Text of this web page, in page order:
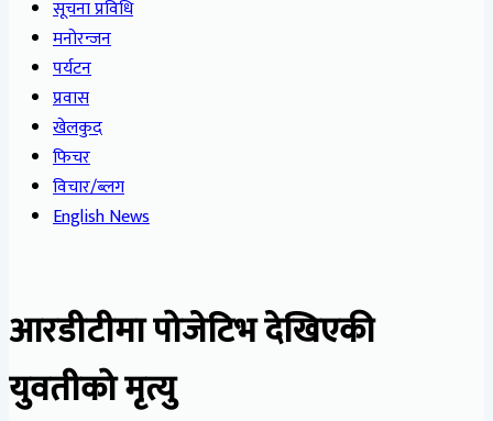
सूचना प्रविधि
मनोरन्जन
पर्यटन
प्रवास
खेलकुद
फिचर
विचार/ब्लग
English News
आरडीटीमा पोजेटिभ देखिएकी
युवतीको मृत्यु